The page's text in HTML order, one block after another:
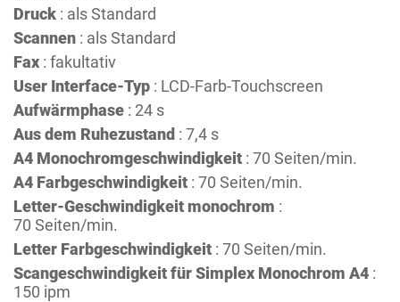
Druck : als Standard
Scannen : als Standard
Fax : fakultativ
User Interface-Typ : LCD-Farb-Touchscreen
Aufwärmphase : 24 s
Aus dem Ruhezustand : 7,4 s
A4 Monochromgeschwindigkeit : 70 Seiten/min.
A4 Farbgeschwindigkeit : 70 Seiten/min.
Letter-Geschwindigkeit monochrom :
70 Seiten/min.
Letter Farbgeschwindigkeit : 70 Seiten/min.
Scangeschwindigkeit für Simplex Monochrom A4 :
150 ipm